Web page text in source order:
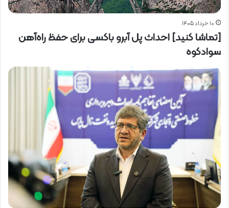
۱۰ خرداد ۱۴۰۵
[تماشا کنید] احداث پل آبرو باکسی برای حفظ راه‌آهن
سوادکوه